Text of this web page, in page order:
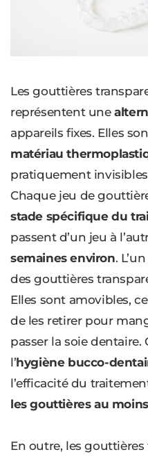
Les gouttières
représentent une
appareils fixes. Elles
matériau
pratiquement
Chaque jeu de
stade spécifique du
passent d’un jeu à
semaines environ.
des gouttières
Elles sont amovibles,
de les retirer pour
passer la soie
l’hygiène bucco-
l’efficacité du
les gouttières au
En outre, les